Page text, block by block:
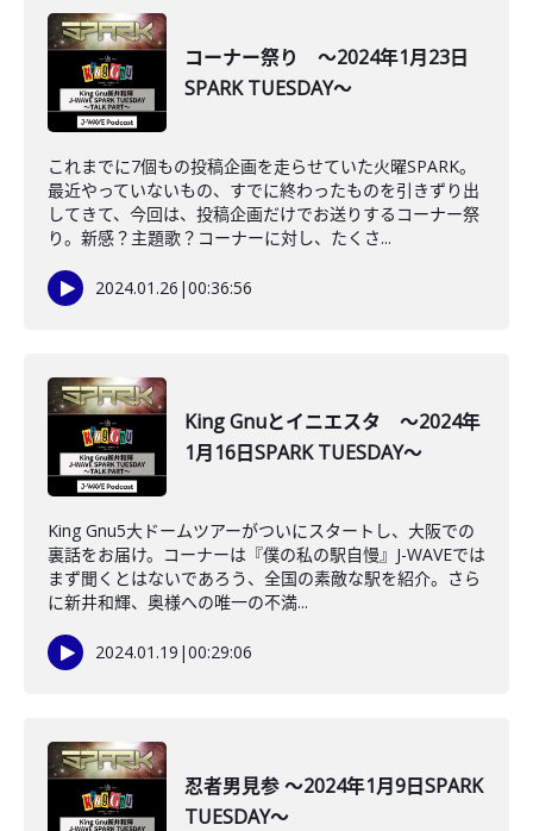
コーナー祭り ～2024年1月23日
SPARK TUESDAY～
これまでに7個もの投稿企画を走らせていた火曜SPARK。
最近やっていないもの、すでに終わったものを引きずり出
してきて、今回は、投稿企画だけでお送りするコーナー祭
り。新感？主題歌？コーナーに対し、たくさ...
2024.01.26 |00:36:56
King Gnuとイニエスタ ～2024年
1月16日SPARK TUESDAY～
King Gnu5大ドームツアーがついにスタートし、大阪での
裏話をお届け。コーナーは『僕の私の駅自慢』J-WAVEでは
まず聞くとはないであろう、全国の素敵な駅を紹介。さら
に新井和輝、奥様への唯一の不満...
2024.01.19 |00:29:06
忍者男見参 ～2024年1月9日SPARK
TUESDAY～